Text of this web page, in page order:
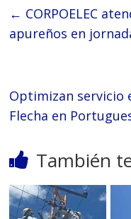
← CORPOELEC
apureños en
Optimizan servicio
Flecha en
También